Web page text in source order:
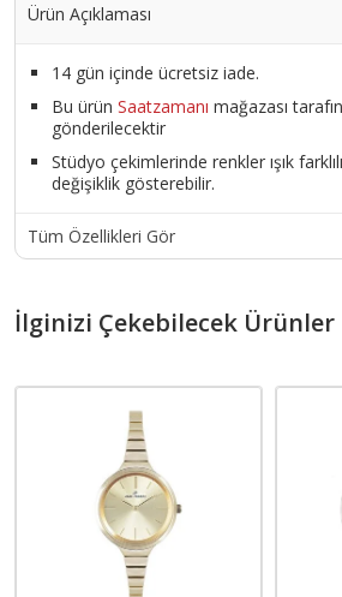
Ürün Açıklaması
14 gün içinde ücretsiz iade.
Bu ürün Saatzamanı mağazası
gönderilecektir
Stüdyo çekimlerinde renkler ışık
değişiklik gösterebilir.
Tüm Özellikleri Gör
İlginizi Çekebilecek Ürünler